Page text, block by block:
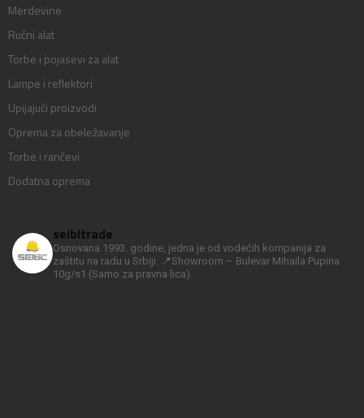
Merdevine
Ručni alat
Torbe i pojasevi za alat
Lampe i reflektori
Upijajući proizvodi
Oprema za obeležavanje
Torbe i rančevi
Dodatna oprema
seibltrade
Osnovana 1993. godine, jedna je od vodećih kompanija za
zaštitu na radu u Srbiji.
📍Showroom – Bulevar Mihaila Pupina
10g/s1 (Samo za pravna lica).